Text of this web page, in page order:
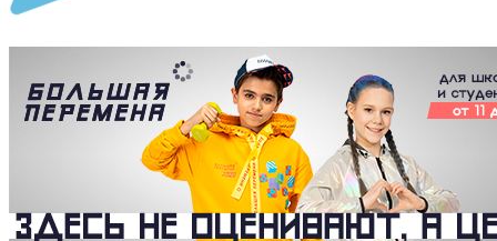
Другое дело